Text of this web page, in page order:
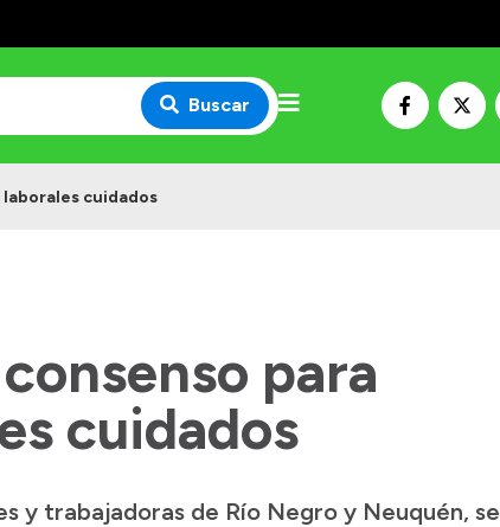
Buscar
cuidados
para
cuidados
y trabajadoras de Río Negro y Neuquén, se